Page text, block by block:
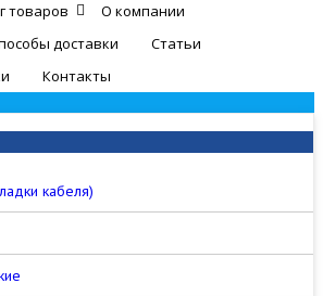
товаров
О компании
доставки
Статьи
Контакты
кабеля)